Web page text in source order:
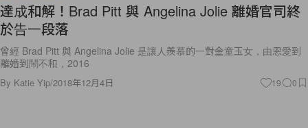
達成和解！Brad Pitt 與 Angelina Jolie 離婚官司終
於告一段落
曾經 Brad Pitt 與 Angelina Jolie 是讓人羨慕的一對金童玉女，由恩愛到
離婚到鬧不和，2016
By Katie Yip/2018年12月4日 19 0